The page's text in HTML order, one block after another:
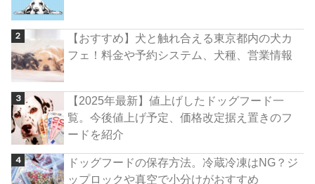
【おすすめ】犬と触れ合える東京都内の犬カ
フェ！料金や予約システム、犬種、営業情報
【2025年最新】値上げしたドッグフード一
覧。今後値上げ予定、価格改定据え置きのフ
ードを紹介
ドッグフードの保存方法。冷蔵冷凍はNG？ジ
ップロックや真空で小分けがおすすめ